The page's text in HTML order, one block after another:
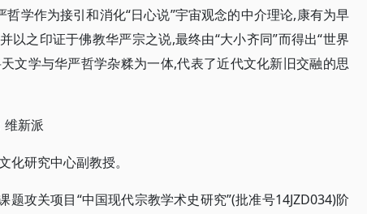
学作为接引和消化“日心说”宇宙观念的中介理论,康有为早
以之印证于佛教华严宗之说,最终由“大小齐同”而得出“世界
文学与华严哲学杂糅为一体,代表了近代文化新旧交融的思
维新派
化研究中心副教授。
攻关项目“中国现代宗教学术史研究”(批准号14JZD034)阶